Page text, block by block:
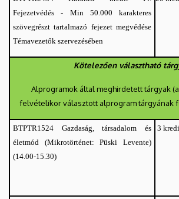
Fejezetvédés - Min 50.000 karakteres
szövegrészt tartalmazó fejezet megvédése
Témavezetők szervezésében
Kötelezően választható
Alprogramok által meghirdetett tárgyak
felvételikor választott alprogram tárgyának
BTPTR1524 Gazdaság, társadalom és
életmód (Mikrotörténet: Püski Levente)
(14.00-15.30)
3